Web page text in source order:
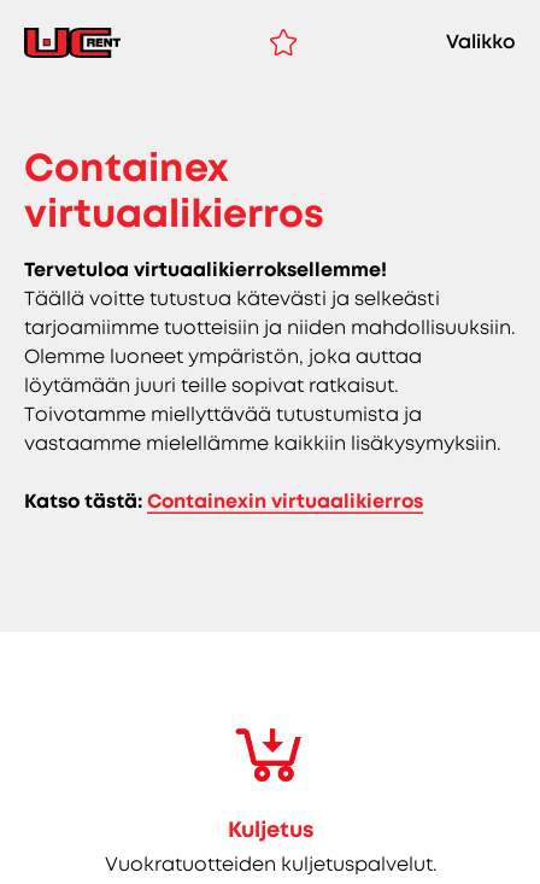
Valikko
Containex
virtuaalikierros
Tervetuloa virtuaalikierroksellemme!
Täällä voitte tutustua kätevästi ja selkeästi
tarjoamiimme tuotteisiin ja niiden mahdollisuuksiin.
Olemme luoneet ympäristön, joka auttaa
löytämään juuri teille sopivat ratkaisut.
Toivotamme miellyttävää tutustumista ja
vastaamme mielellämme kaikkiin lisäkysymyksiin.
Katso tästä:Containexin virtuaalikierros
Kuljetus
Vuokratuotteiden kuljetuspalvelut.